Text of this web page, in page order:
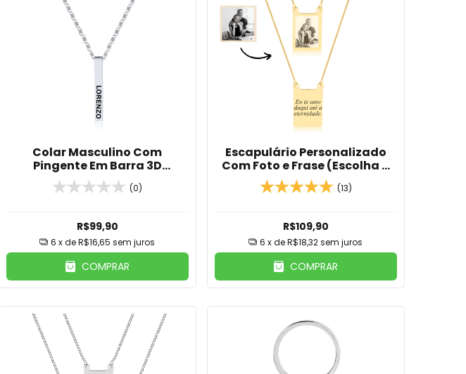
Colar Masculino Com
Pingente Em Barra 3D
Personalizado Em Aço Inox
(0)
R$99,90
6 x deR$16,65 sem juros
COMPRAR
Escapulário Personalizado
Com Foto e Frase (Escolha o
Banho)
(13)
R$109,90
6 x deR$18,32sem juros
COMPRAR